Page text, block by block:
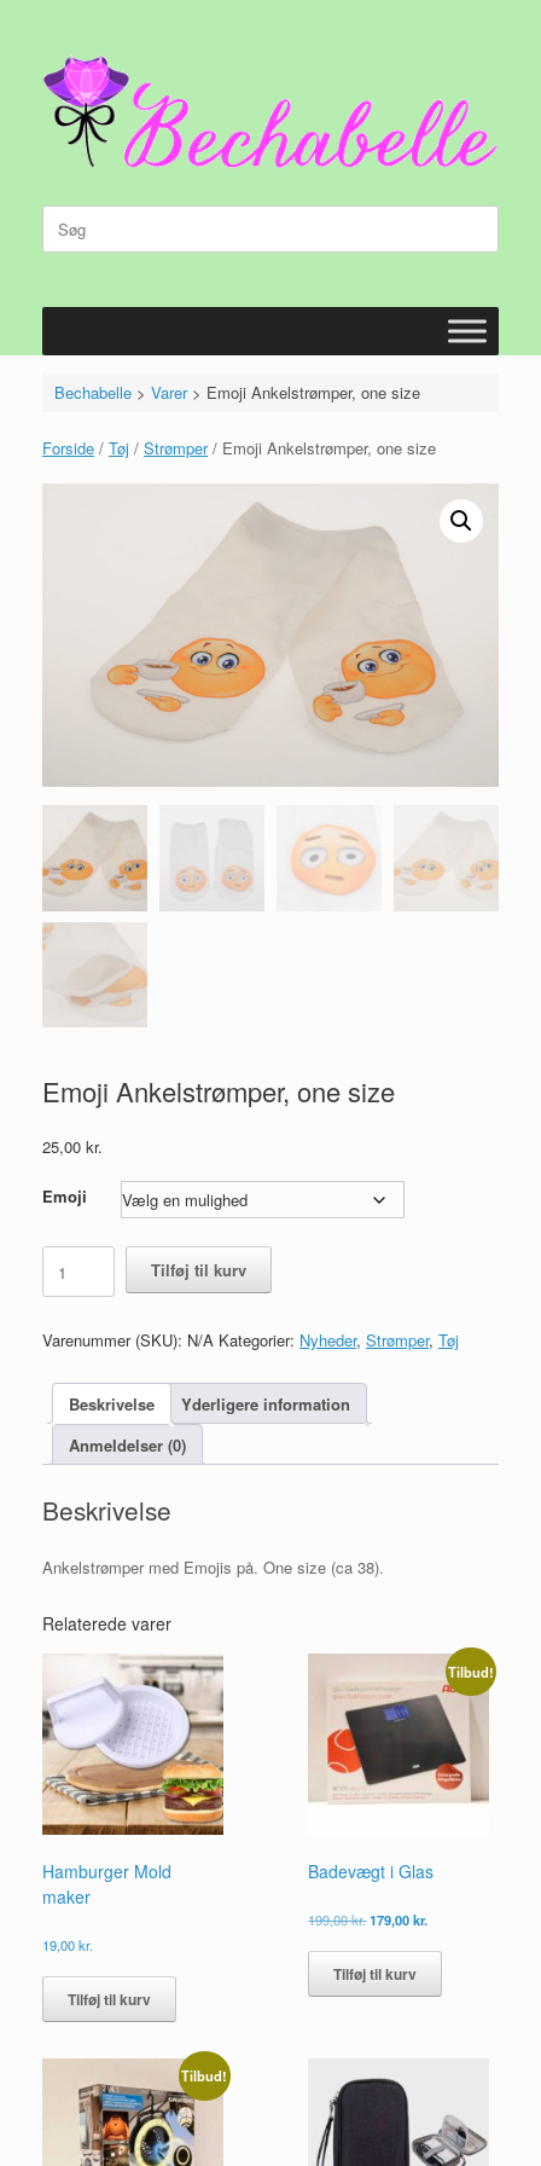
Søg
efter:
Bechabelle> Varer> Emoji Ankelstrømper, one size
Forside / Tøj / Strømper/ Emoji Ankelstrømper, one size
Emoji Ankelstrømper, one size
25,00 kr.
Emoji
Ankelstrømper,
one
antal
Tilføj til kurv
Varenummer (SKU): N/A Kategorier: Nyheder, Strømper, Tøj
Beskrivelse
Yderligere information
Anmeldelser (0)
Beskrivelse
Ankelstrømper med Emojis på. One size (ca 38).
Relaterede varer
Hamburger Mold
maker
19,00kr.
Tilføj til kurv
Tilbud!
Badevægt i Glas
199,00kr.Den
pris
var:
199,00 kr..
179,00kr.
pris
179,00 kr..
Tilføj til kurv
Tilbud!